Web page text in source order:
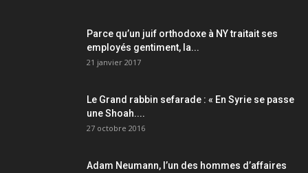
Parce qu’un juif orthodoxe à NY traitait ses
employés gentiment, la...
21 janvier 2017
Le Grand rabbin sefarade : « En Syrie se passe
une Shoah....
27 octobre 2016
Adam Neumann, l’un des hommes d’affaires